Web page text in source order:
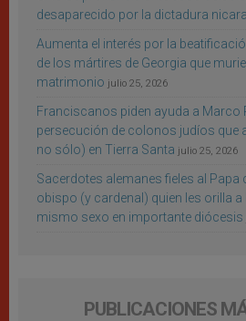
desaparecido por la dictadura
Aumenta el interés por la
de los mártires de Georgia que
matrimonio julio 25, 2026
Franciscanos piden ayuda a Marco
persecución de colonos judíos que
no sólo) en Tierra Santa julio 25, 2026
Sacerdotes alemanes fieles al
obispo (y cardenal) quien les orilla a
mismo sexo en importante diócesis
PUBLICACIONES